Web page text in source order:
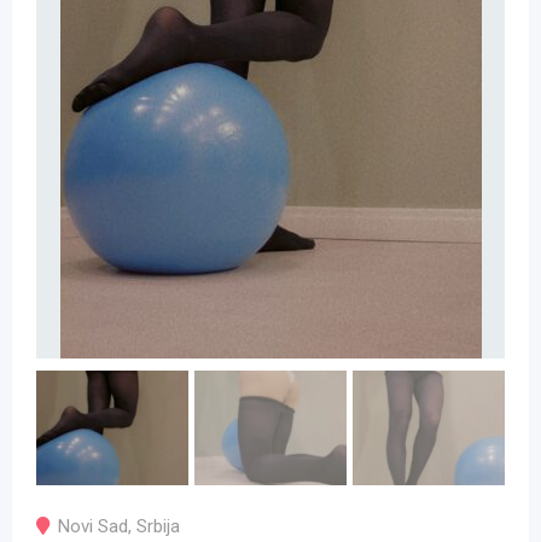
Novi Sad, Srbija